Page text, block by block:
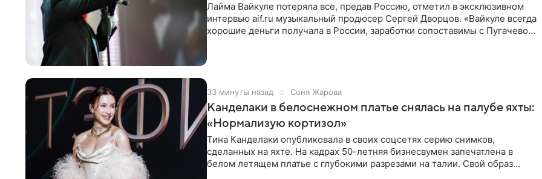
Лайма Вайкуле потеряла все, предав Россию, отметил в эксклюзивном
интервью aif.ru музыкальный продюсер Сергей Дворцов. «Вайкуле всегда
хорошие деньги получала в России, заработки сопоставимы с Пугачевой,
33 минуты назад Соня Жарова
Канделаки в белоснежном платье снялась на палубе яхты:
«Нормализую кортизол»
Тина Канделаки опубликовала в своих соцсетях серию снимков,
сделанных на яхте. На кадрах 50-летняя бизнесвумен запечатлена в
белом летящем платье с глубокими разрезами на талии. Свой образ